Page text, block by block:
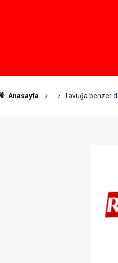
Anasayfa Tavuğa benzer